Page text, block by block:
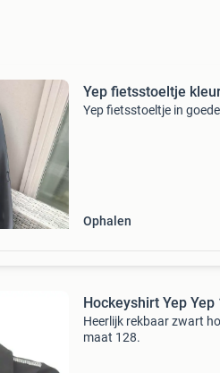
Yep fietsstoeltje
Yep fietsstoeltje in
Ophalen
Hockeyshirt Yep Yep
Heerlijk rekbaar zwart
maat 128.